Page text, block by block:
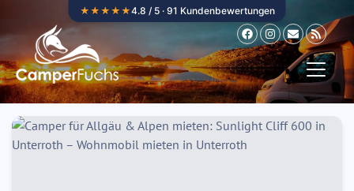
Zum Inhalt springen
★★★★★4.8 / 5 · 91 Kundenbewertungen